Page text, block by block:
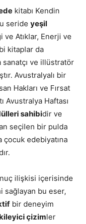
kitabı Kendin
seride yeşil
ve Atıklar, Enerji ve
kitaplar da
sanatçı ve illüstratör
Avustralyalı bir
Hakları ve Fırsat
Avustralya Haftası
sahibidir ve
seçilen bir pulda
çocuk edebiyatına
ilişkisi içerisinde
sağlayan bu eser,
bir deneyim
çizimler